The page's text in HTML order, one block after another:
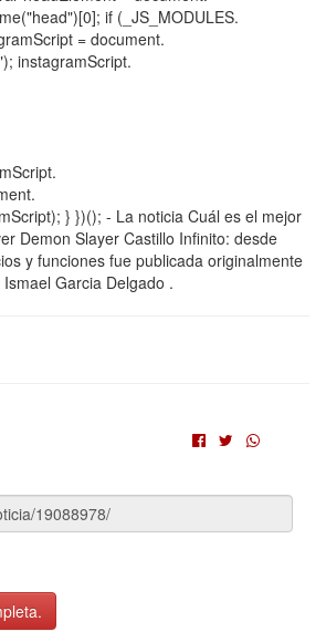
if (_JS_MODULES.
= document.
instagramScript.
} })(); - La noticia Cuál es el mejor
Demon Slayer Castillo Infinito: desde
y funciones fue publicada originalmente
Garcia Delgado .